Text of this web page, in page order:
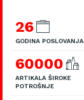
26
GODINA POSLOVANJA
60000
ARTIKALA ŠIROKE
POTROŠNJE